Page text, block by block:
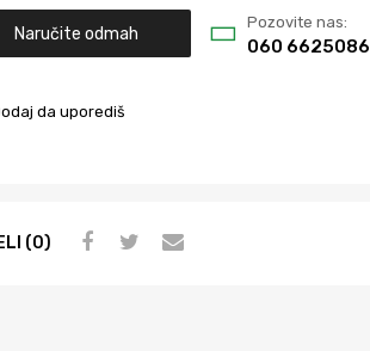
Naručite odmah
Pozovite nas:
060 6625086
da uporediš
(0)